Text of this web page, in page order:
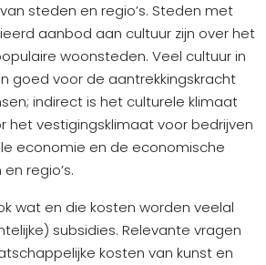
steden en regio’s. Steden met
aanbod aan cultuur zijn over het
woonsteden. Veel cultuur in
goed voor de aantrekkingskracht
indirect is het culturele klimaat
het vestigingsklimaat voor bedrijven
economie en de economische
regio’s.
wat en die kosten worden veelal
subsidies. Relevante vragen
kosten van kunst en